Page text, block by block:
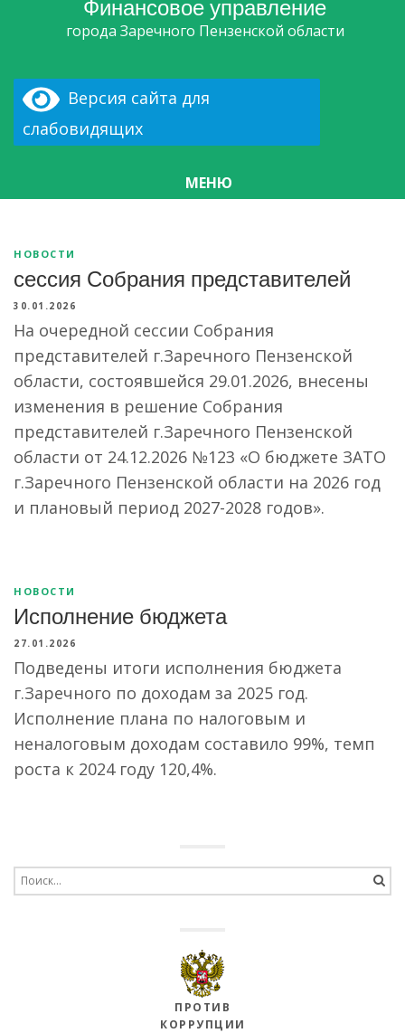
города Заречного Пензенской области
Версия сайта для
слабовидящих
МЕНЮ
НОВОСТИ
сессия Собрания представителей
30.01.2026
На очередной сессии Собрания
представителей г.Заречного Пензенской
области, состоявшейся 29.01.2026, внесены
изменения в решение Собрания
представителей г.Заречного Пензенской
области от 24.12.2026 №123 «О бюджете ЗАТО
г.Заречного Пензенской области на 2026 год
и плановый период 2027-2028 годов».
НОВОСТИ
Исполнение бюджета
27.01.2026
Подведены итоги исполнения бюджета
г.Заречного по доходам за 2025 год.
Исполнение плана по налоговым и
неналоговым доходам составило 99%, темп
роста к 2024 году 120,4%.
for:
ПРОТИВ
КОРРУПЦИИ